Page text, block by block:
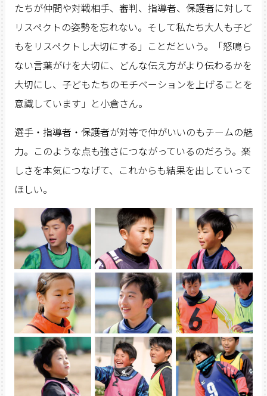
たちが仲間や対戦相手、審判、指導者、保護者に対して
リスペクトの姿勢を忘れない。そして私たち大人も子ど
もをリスペクトし大切にする」ことだという。「怒鳴ら
ない言葉がけを大切に、どんな伝え方がより伝わるかを
大切にし、子どもたちのモチベーションを上げることを
意識しています」と小倉さん。
選手・指導者・保護者が対等で仲がいいのもチームの魅
力。このような点も強さにつながっているのだろう。楽
しさを本気につなげて、これからも結果を出していって
ほしい。